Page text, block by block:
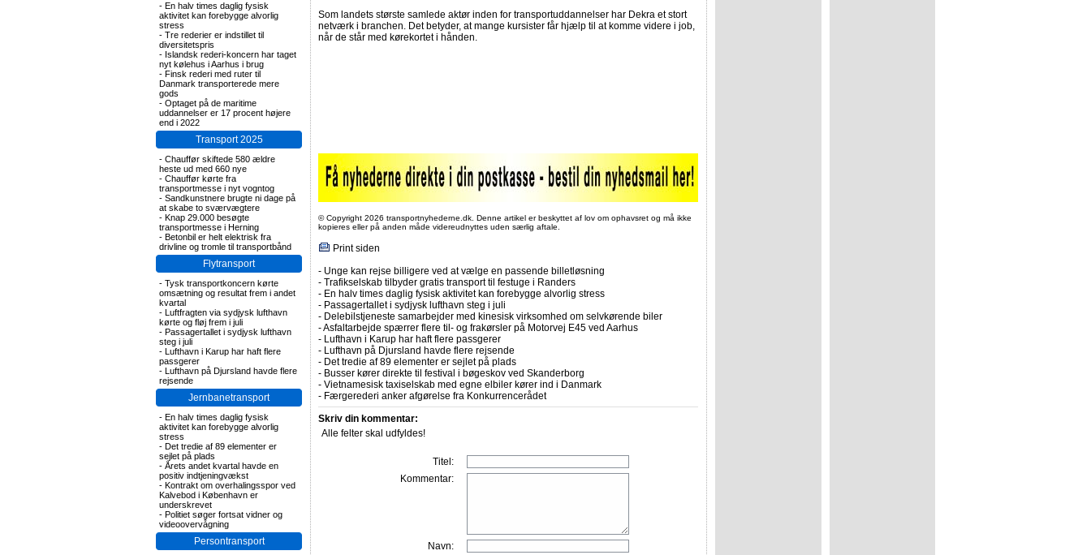
- En halv times daglig fysisk
aktivitet kan forebygge alvorlig
stress
- Tre rederier er indstillet til
diversitetspris
- Islandsk rederi-koncern har taget
nyt kølehus i Aarhus i brug
- Finsk rederi med ruter til
Danmark transporterede mere
gods
- Optaget på de maritime
uddannelser er 17 procent højere
end i 2022
Transport 2025
- Chauffør skiftede 580 ældre
heste ud med 660 nye
- Chauffør kørte fra
transportmesse i nyt vogntog
- Sandkunstnere brugte ni dage på
at skabe to sværvægtere
- Knap 29.000 besøgte
transportmesse i Herning
- Betonbil er helt elektrisk fra
drivline og tromle til transportbånd
Flytransport
- Tysk transportkoncern kørte
omsætning og resultat frem i andet
kvartal
- Luftfragten via sydjysk lufthavn
kørte og fløj frem i juli
- Passagertallet i sydjysk lufthavn
steg i juli
- Lufthavn i Karup har haft flere
passgerer
- Lufthavn på Djursland havde flere
rejsende
Jernbanetransport
- En halv times daglig fysisk
aktivitet kan forebygge alvorlig
stress
- Det tredie af 89 elementer er
sejlet på plads
- Årets andet kvartal havde en
positiv indtjeningvækst
- Kontrakt om overhalingsspor ved
Kalvebod i København er
underskrevet
- Politiet søger fortsat vidner og
videoovervågning
Persontransport
Som landets største samlede aktør inden for transportuddannelser har Dekra et stort
netværk i branchen. Det betyder, at mange kursister får hjælp til at komme videre i job,
når de står med kørekortet i hånden.
© Copyright 2026 transportnyhederne.dk. Denne artikel er beskyttet af lov om ophavsret og må ikke
kopieres eller på anden måde videreudnyttes uden særlig aftale.
Print siden
- Unge kan rejse billigere ved at vælge en passende billetløsning
- Trafikselskab tilbyder gratis transport til festuge i Randers
- En halv times daglig fysisk aktivitet kan forebygge alvorlig stress
- Passagertallet i sydjysk lufthavn steg i juli
- Delebilstjeneste samarbejder med kinesisk virksomhed om selvkørende biler
-Asfaltarbejde spærrer flere til- og frakørsler på Motorvej E45 ved Aarhus
- Lufthavn i Karup har haft flere passgerer
- Lufthavn på Djursland havde flere rejsende
- Det tredie af 89 elementer er sejlet på plads
- Busser kører direkte til festival i bøgeskov ved Skanderborg
- Vietnamesisk taxiselskab med egne elbiler kører ind i Danmark
- Færgerederi anker afgørelse fra Konkurrencerådet
Skriv din kommentar:
Alle felter skal udfyldes!
Titel:
Kommentar:
Navn: